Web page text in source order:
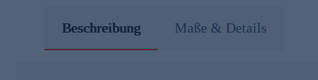
Beschreibung Maße & Details